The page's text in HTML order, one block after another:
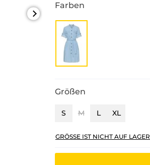
Farben
Größen
S M L XL
GRÖSSE IST NICHT AUF LAGER?